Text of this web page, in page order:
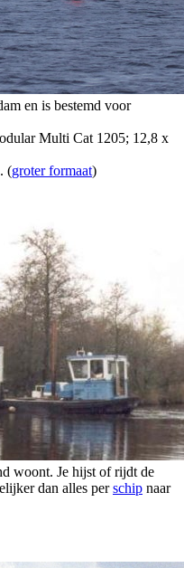
en is bestemd voor
Multi Cat 1205; 12,8 x
(groter formaat)
woont. Je hijst of rijdt de
dan alles perschip naar